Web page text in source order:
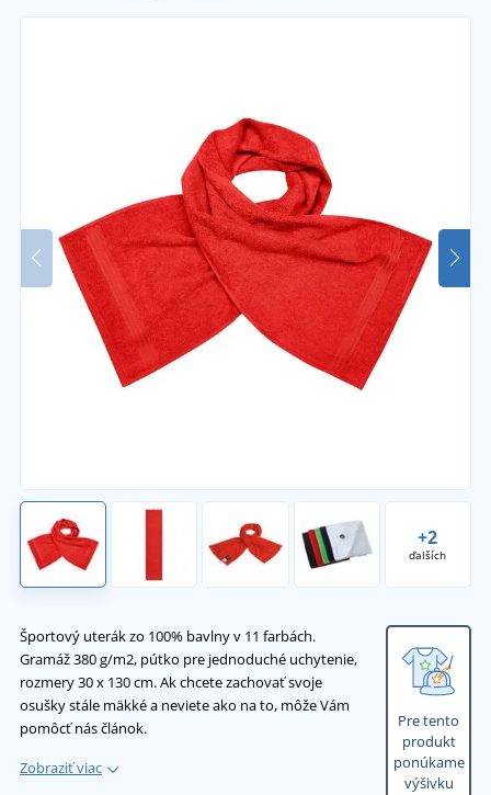
+2
ďalších
Športový uterák zo 100% bavlny v 11 farbách.
Gramáž 380 g/m2, pútko pre jednoduché uchytenie,
rozmery 30 x 130 cm. Ak chcete zachovať svoje
osušky stále mäkké a neviete ako na to, môže Vám
pomôcť nás článok.
Zobraziť viac
Pre tento
produkt
ponúkame
výšivku